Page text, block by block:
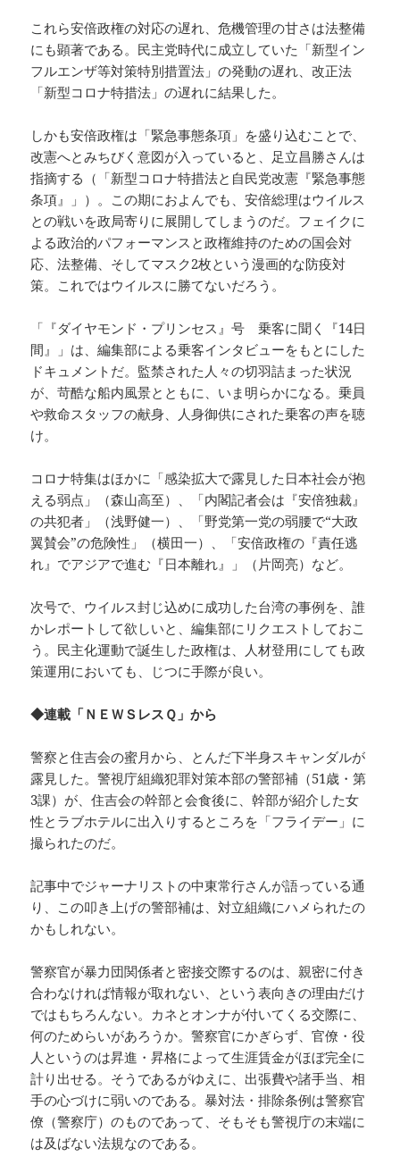
これら安倍政権の対応の遅れ、危機管理の甘さは法整備
にも顕著である。民主党時代に成立していた「新型イン
フルエンザ等対策特別措置法」の発動の遅れ、改正法
「新型コロナ特措法」の遅れに結果した。
しかも安倍政権は「緊急事態条項」を盛り込むことで、
改憲へとみちびく意図が入っていると、足立昌勝さんは
指摘する（「新型コロナ特措法と自民党改憲『緊急事態
条項』」）。この期におよんでも、安倍総理はウイルス
との戦いを政局寄りに展開してしまうのだ。フェイクに
よる政治的パフォーマンスと政権維持のための国会対
応、法整備、そしてマスク2枚という漫画的な防疫対
策。これではウイルスに勝てないだろう。
「『ダイヤモンド・プリンセス』号 乗客に聞く『14日
間』」は、編集部による乗客インタビューをもとにした
ドキュメントだ。監禁された人々の切羽詰まった状況
が、苛酷な船内風景とともに、いま明らかになる。乗員
や救命スタッフの献身、人身御供にされた乗客の声を聴
け。
コロナ特集はほかに「感染拡大で露見した日本社会が抱
える弱点」（森山高至）、「内閣記者会は『安倍独裁』
の共犯者」（浅野健一）、「野党第一党の弱腰で“大政
翼賛会”の危険性」（横田一）、「安倍政権の『責任逃
れ』でアジアで進む『日本離れ』」（片岡亮）など。
次号で、ウイルス封じ込めに成功した台湾の事例を、誰
かレポートして欲しいと、編集部にリクエストしておこ
う。民主化運動で誕生した政権は、人材登用にしても政
策運用においても、じつに手際が良い。
◆連載「ＮＥＷＳレスＱ」から
警察と住吉会の蜜月から、とんだ下半身スキャンダルが
露見した。警視庁組織犯罪対策本部の警部補（51歳・第
3課）が、住吉会の幹部と会食後に、幹部が紹介した女
性とラブホテルに出入りするところを「フライデー」に
撮られたのだ。
記事中でジャーナリストの中東常行さんが語っている通
り、この叩き上げの警部補は、対立組織にハメられたの
かもしれない。
警察官が暴力団関係者と密接交際するのは、親密に付き
合わなければ情報が取れない、という表向きの理由だけ
ではもちろんない。カネとオンナが付いてくる交際に、
何のためらいがあろうか。警察官にかぎらず、官僚・役
人というのは昇進・昇格によって生涯賃金がほぼ完全に
計り出せる。そうであるがゆえに、出張費や諸手当、相
手の心づけに弱いのである。暴対法・排除条例は警察官
僚（警察庁）のものであって、そもそも警視庁の末端に
は及ばない法規なのである。